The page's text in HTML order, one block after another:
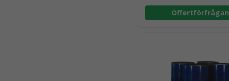
Offertförfrågan